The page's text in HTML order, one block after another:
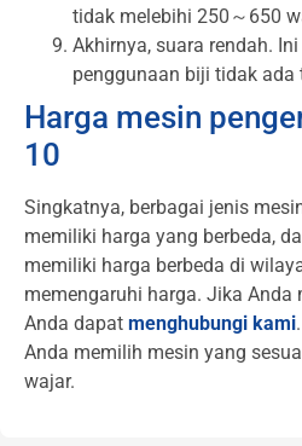
tidak melebihi 250～650
Akhirnya, suara rendah. Ini
penggunaan biji tidak ada
Harga mesin
10
Singkatnya, berbagai jenis
memiliki harga yang berbeda,
memiliki harga berbeda di
memengaruhi harga. Jika Anda
Anda dapat menghubungi kami
Anda memilih mesin yang
wajar.